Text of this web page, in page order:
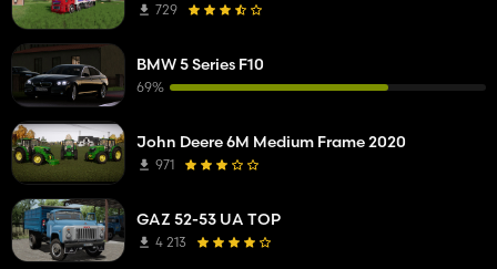
729
BMW 5 Series F10
69%
John Deere 6M Medium Frame 2020
971
GAZ 52-53 UA TOP
4 213